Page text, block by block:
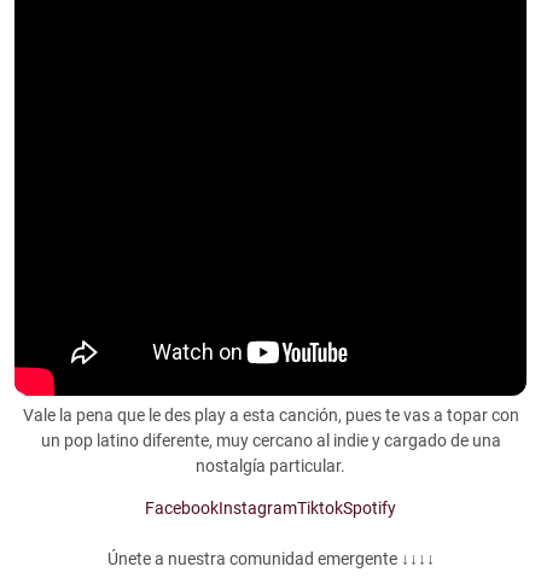
Vale la pena que le des play a esta canción, pues te vas a topar con
un pop latino diferente, muy cercano al indie y cargado de una
nostalgía particular.
FacebookInstagramTiktokSpotify
Únete a nuestra comunidad emergente ↓↓↓↓